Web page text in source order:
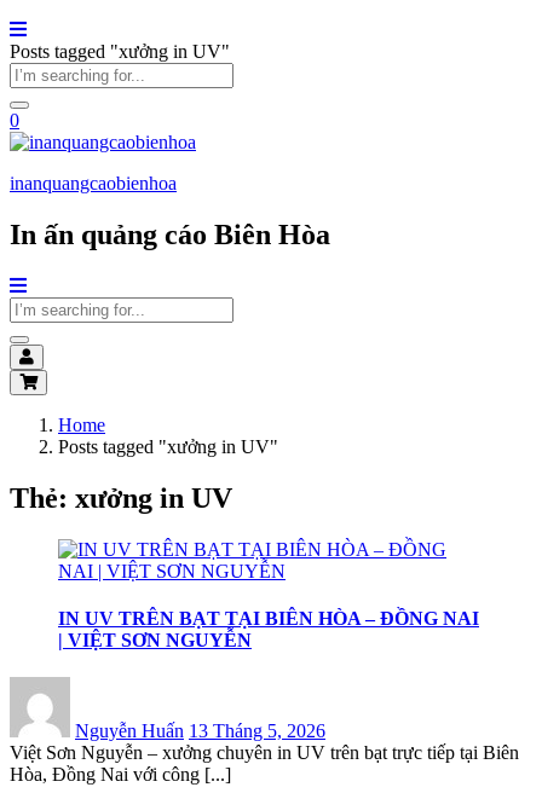
Posts tagged "xưởng in UV"
0
inanquangcaobienhoa
In ấn quảng cáo Biên Hòa
Home
Posts tagged "xưởng in UV"
Thẻ: xưởng in UV
IN UV TRÊN BẠT TẠI BIÊN HÒA – ĐỒNG NAI
| VIỆT SƠN NGUYỄN
Nguyễn Huấn 13 Tháng 5, 2026
Việt Sơn Nguyễn – xưởng chuyên in UV trên bạt trực tiếp tại Biên
Hòa, Đồng Nai với công [...]